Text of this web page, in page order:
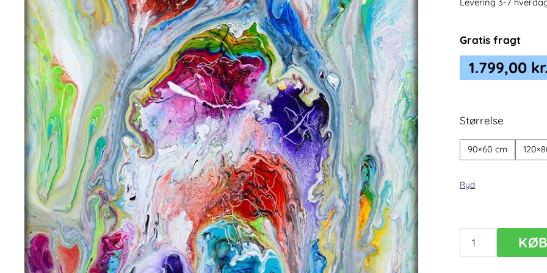
Levering 3-7
Gratis fragt
1.799,00
Størrelse
90×60 cm
Ryd
Print